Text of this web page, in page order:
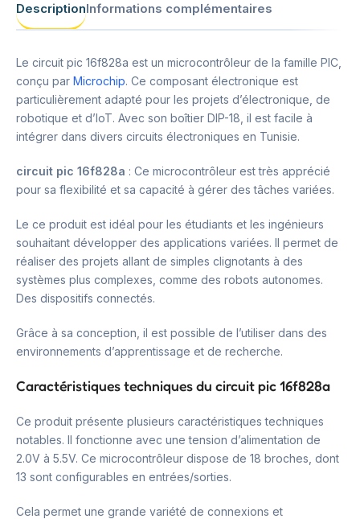
DescriptionInformations complémentaires
Le circuit pic 16f828a est un microcontrôleur de la famille PIC,
conçu par Microchip. Ce composant électronique est
particulièrement adapté pour les projets d’électronique, de
robotique et d’IoT. Avec son boîtier DIP-18, il est facile à
intégrer dans divers circuits électroniques en Tunisie.
circuit pic 16f828a : Ce microcontrôleur est très apprécié
pour sa flexibilité et sa capacité à gérer des tâches variées.
Le ce produit est idéal pour les étudiants et les ingénieurs
souhaitant développer des applications variées. Il permet de
réaliser des projets allant de simples clignotants à des
systèmes plus complexes, comme des robots autonomes.
Des dispositifs connectés.
Grâce à sa conception, il est possible de l’utiliser dans des
environnements d’apprentissage et de recherche.
Caractéristiques techniques du circuit pic 16f828a
Ce produit présente plusieurs caractéristiques techniques
notables. Il fonctionne avec une tension d’alimentation de
2.0V à 5.5V. Ce microcontrôleur dispose de 18 broches, dont
13 sont configurables en entrées/sorties.
Cela permet une grande variété de connexions et